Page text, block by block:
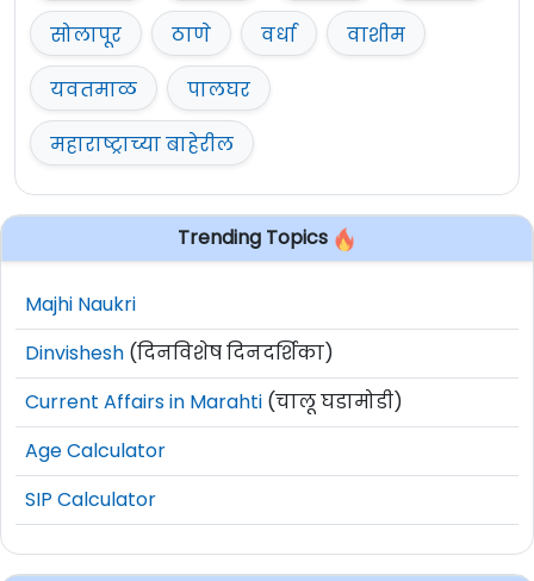
सोलापूर
ठाणे वर्धा
वाशीम
यवतमाळ
पालघर
महाराष्ट्राच्या बाहेरील
Trending Topics
Majhi Naukri
Dinvishesh (दिनविशेष दिनदर्शिका)
Current Affairs in Marahti (चालू घडामोडी)
Age Calculator
SIP Calculator